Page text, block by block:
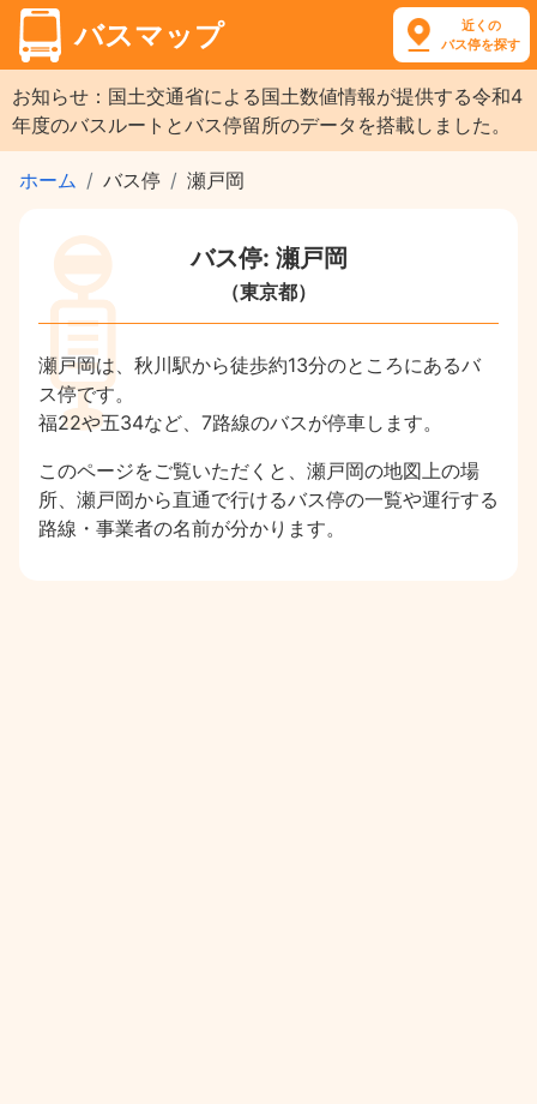
バスマップ
近くの
バス停を探す
お知らせ：国土交通省による国土数値情報が提供する令和4
年度のバスルートとバス停留所のデータを搭載しました。
ホーム バス停 瀬戸岡
バス停: 瀬戸岡
（東京都）
瀬戸岡は、秋川駅から徒歩約13分のところにあるバ
ス停です。
福22や五34など、7路線のバスが停車します。
このページをご覧いただくと、瀬戸岡の地図上の場
所、瀬戸岡から直通で行けるバス停の一覧や運行する
路線・事業者の名前が分かります。